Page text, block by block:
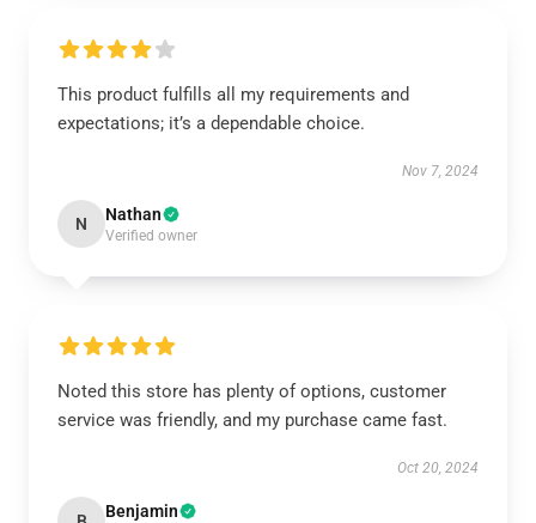
This product fulfills all my requirements and
expectations; it’s a dependable choice.
Nov 7, 2024
N Nathan
Verified owner
Noted this store has plenty of options, customer
service was friendly, and my purchase came fast.
Oct 20, 2024
Benjamin